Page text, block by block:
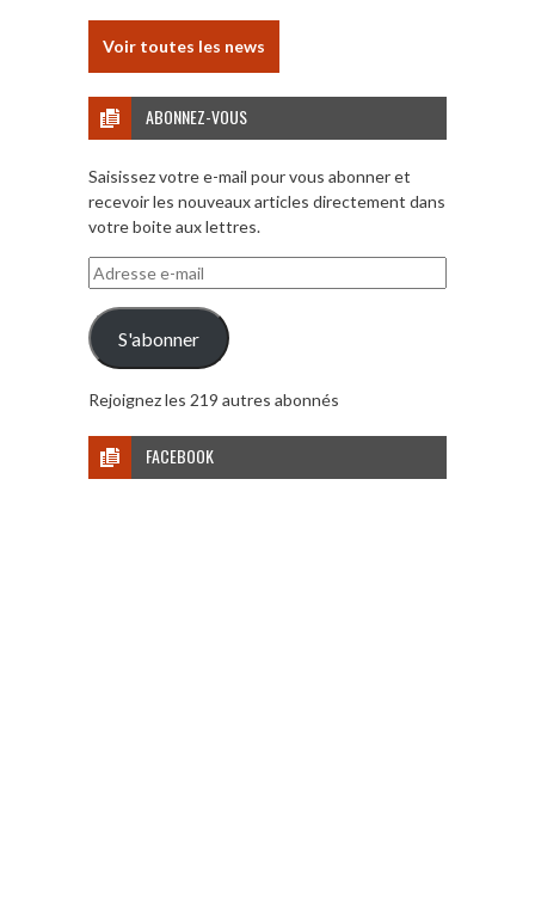
Voir toutes les news
ABONNEZ-VOUS
Saisissez votre e-mail pour vous abonner et
recevoir les nouveaux articles directement dans
votre boite aux lettres.
Adresse
e-
mail
S'abonner
Rejoignez les 219 autres abonnés
FACEBOOK